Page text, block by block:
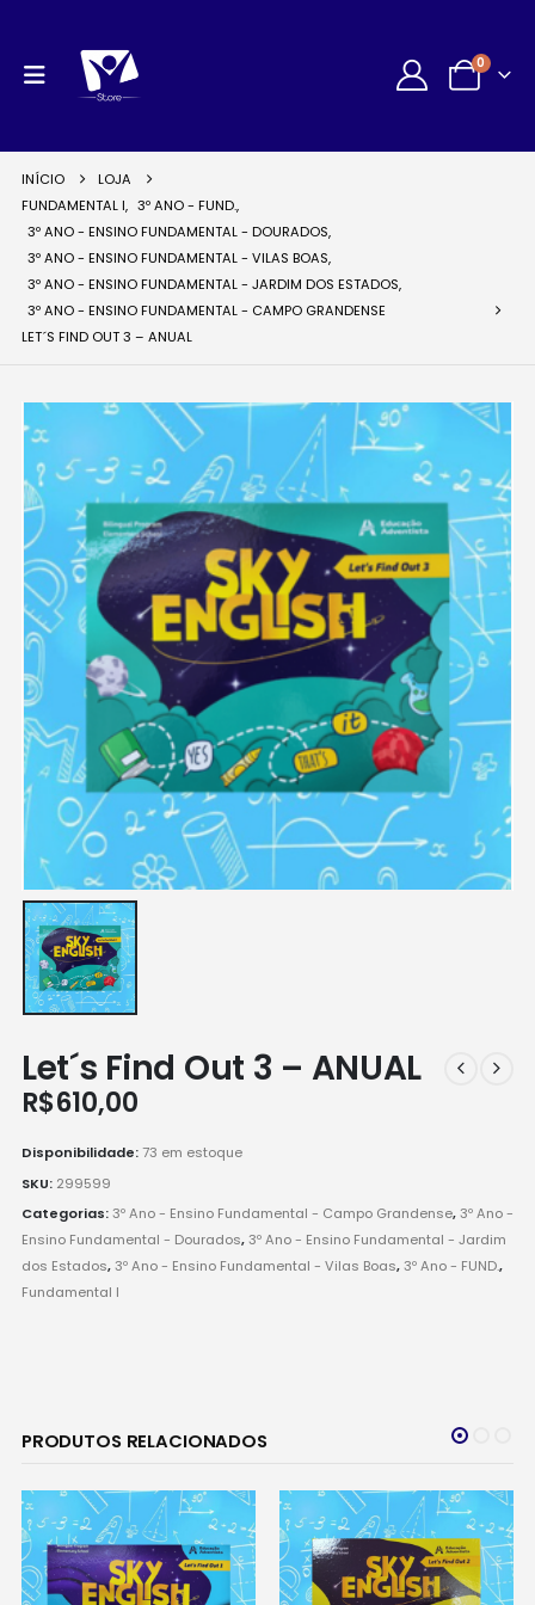
0
INÍCIO
LOJA
FUNDAMENTAL I, 3º ANO - FUND.,
3º ANO - ENSINO FUNDAMENTAL - DOURADOS,
3º ANO - ENSINO FUNDAMENTAL - VILAS BOAS,
3º ANO - ENSINO FUNDAMENTAL - JARDIM DOS ESTADOS,
3º ANO - ENSINO FUNDAMENTAL - CAMPO GRANDENSE
LET´S FIND OUT 3 – ANUAL
Let´s Find Out 3 – ANUAL
R$610,00
Disponibilidade:73 em estoque
SKU: 299599
Categorias:3º Ano - Ensino Fundamental - Campo Grandense,3º Ano -
Ensino Fundamental - Dourados,3º Ano - Ensino Fundamental - Jardim
dos Estados,3º Ano - Ensino Fundamental - Vilas Boas,3º Ano - FUND.,
Fundamental I
PRODUTOS RELACIONADOS